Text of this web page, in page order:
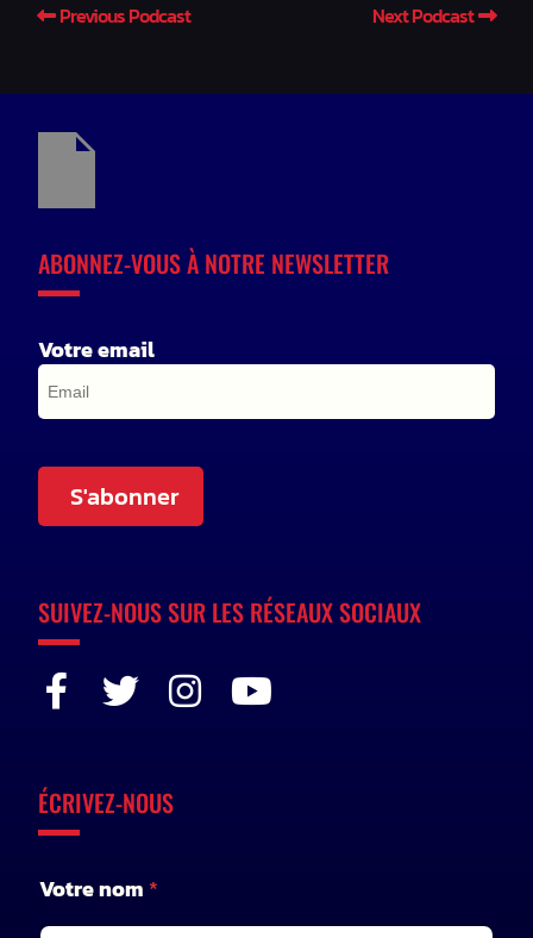
Previous Podcast Next Podcast
ABONNEZ-VOUS À NOTRE NEWSLETTER
Votre email
S'abonner
SUIVEZ-NOUS SUR LES RÉSEAUX SOCIAUX
ÉCRIVEZ-NOUS
o
t
Votre nom *